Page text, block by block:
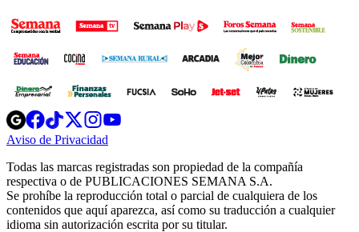
Opens
in
new
Opens
in
new
Opens
in
new
window
Opens
new
windowwindow
Aviso de Privacidad
new
window
Todas las marcas registradas son propiedad de la compañía
respectiva o de PUBLICACIONES SEMANA S.A.
Se prohíbe la reproducción total o parcial de cualquiera de los
contenidos que aquí aparezca, así como su traducción a cualquier
idioma sin autorización escrita por su titular.